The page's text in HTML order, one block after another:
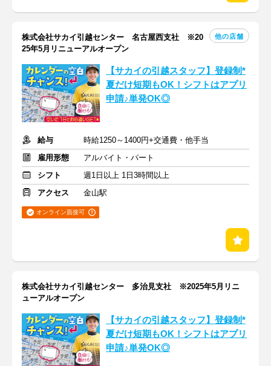
株式会社サカイ引越センター 名古屋西支社 ※20
25年5月リニューアルオープン
他の店舗
【サカイの引越スタッフ】登録制*
夏だけ短期もOK！シフトはアプリ
申請♪単発OK◎
給与
時給1250～1400円+交通費・他手当
雇用形態
アルバイト・パート
シフト
週1日以上 1日3時間以上
アクセス
金山駅
オンライン面接可
株式会社サカイ引越センター 多治見支社 ※2025年5月リニ
ューアルオープン
【サカイの引越スタッフ】登録制*
夏だけ短期もOK！シフトはアプリ
申請♪単発OK◎